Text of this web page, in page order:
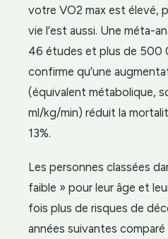
votre VO2 max est élevé,
vie l’est aussi. Une méta-
46 études et plus de 500
confirme qu’une
(équivalent métabolique,
ml/kg/min) réduit la
13%.
Les personnes classées
faible » pour leur âge et
fois plus de risques de
années suivantes